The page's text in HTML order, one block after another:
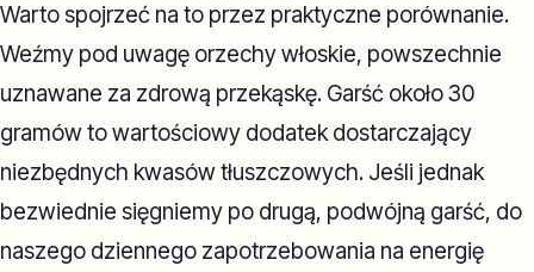
Warto spojrzeć na to przez praktyczne porównanie.
Weźmy pod uwagę orzechy włoskie, powszechnie
uznawane za zdrową przekąskę. Garść około 30
gramów to wartościowy dodatek dostarczający
niezbędnych kwasów tłuszczowych. Jeśli jednak
bezwiednie sięgniemy po drugą, podwójną garść, do
naszego dziennego zapotrzebowania na energię